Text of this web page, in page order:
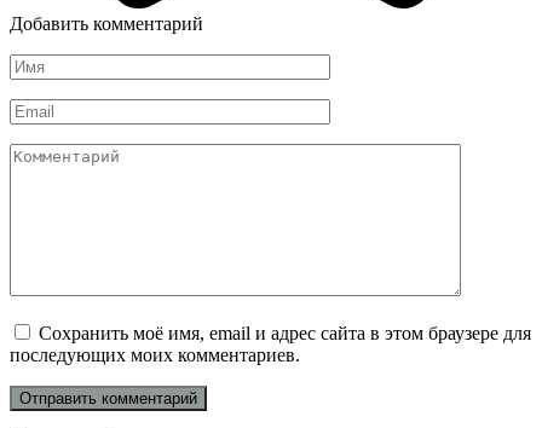
Добавить комментарий
Имя
*
Email
*
Комментарий
Сохранить моё имя, email и адрес сайта в этом браузере для
последующих моих комментариев.